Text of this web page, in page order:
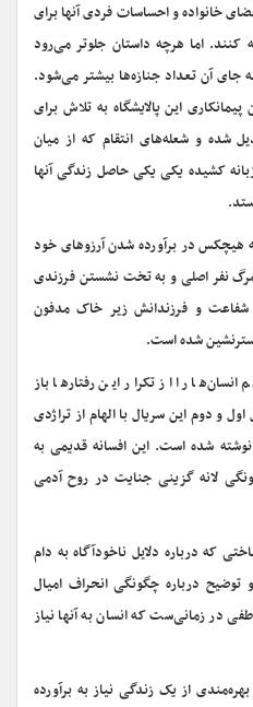
خانواده و احساسات فردی آنها برای
اما هرچه داستان جلوتر می‌رود
جای آن تعداد جنازه‌ها بیشتر می‌شود.
این پالایشگاه به تلاش برای
شده و شعله‌های انتقام که از میان
کشیده یکی یکی حاصل زندگی آنها
هیچکس در برآورده شدن آرزوهای خود
نفر اصلی و به تخت نشستن فرزندی
شفاعت و فرزندانش زیر خاک مدفون
شده است.
را از تکرار این رفتارها باز
و دوم این سریال با الهام از تراژدی
شده است. این افسانه قدیمی به
لانه گزینی جنایت در روح آدمی
که درباره دلایل ناخودآگاه به دام
درباره چگونگی انحراف امیال
در زمانی‌ست که انسان به آنها نیاز
از یک زندگی نیاز به برآورده